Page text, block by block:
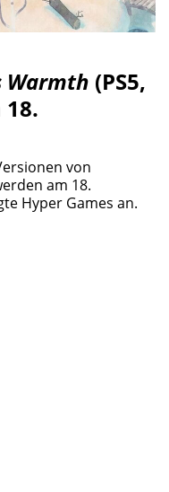
Warmth (PS5,
von
am 18.
Hyper Games an.